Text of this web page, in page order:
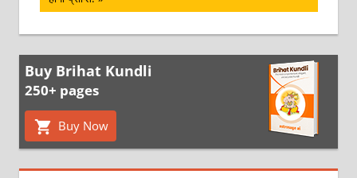
Buy Brihat Kundli
250+ pages
Buy Now